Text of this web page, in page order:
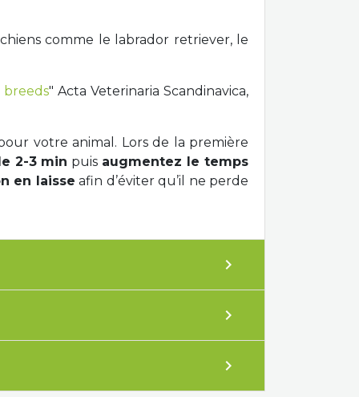
comme le labrador retriever, le
breeds" Acta Veterinaria Scandinavica,
votre animal. Lors de la première
2-3 min puis augmentez le temps
en laisse afin d’éviter qu’il ne perde
expand_more
expand_more
expand_more